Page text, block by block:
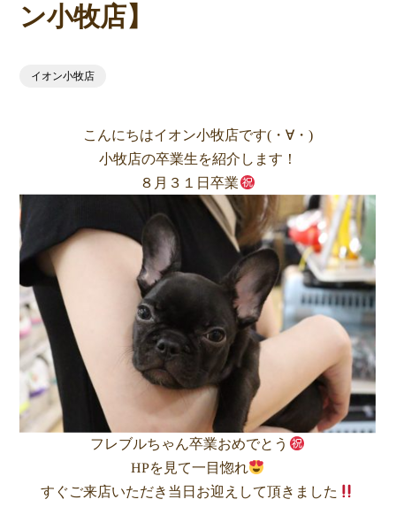
ン小牧店】
イオン小牧店
こんにちはイオン小牧店です(・∀・)
小牧店の卒業生を紹介します！
８月３１日卒業
フレブルちゃん卒業おめでとう
HPを見て一目惚れ
すぐご来店いただき当日お迎えして頂きました